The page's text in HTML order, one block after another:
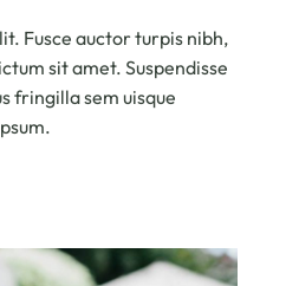
Fusce auctor turpis nibh,
sit amet. Suspendisse
fringilla sem uisque